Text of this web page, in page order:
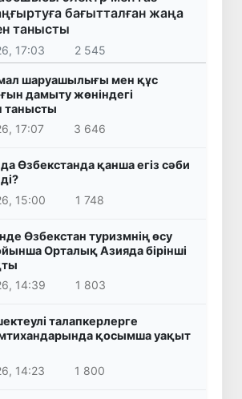
бағытталған жаңа
танысты
17:03 2 545
шаруашылығы мен құс
дамыту жөніндегі
танысты
17:07
3 646
Өзбекстанда қанша егіз сәби
15:00
1 748
Өзбекстан туризмнің өсу
Орталық Азияда бірінші
14:39
1 803
талапкерлерге
қосымша уақыт
14:23
1 800